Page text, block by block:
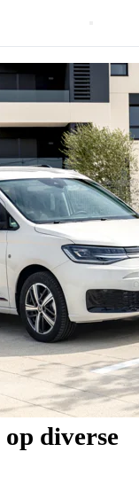
op diverse